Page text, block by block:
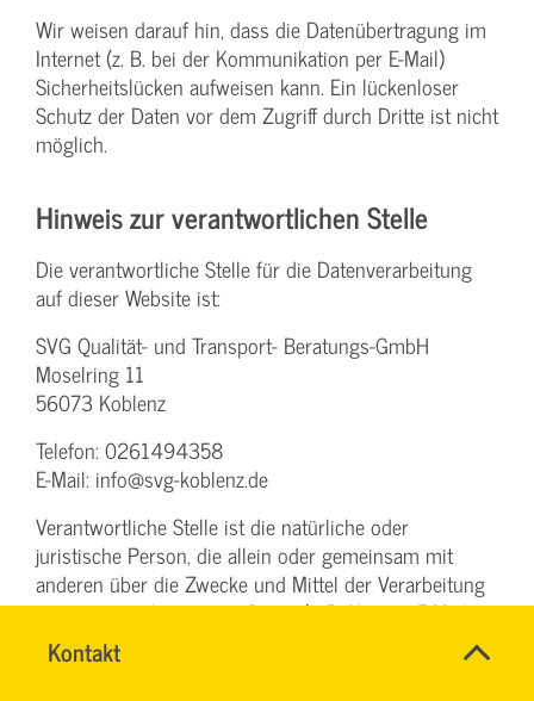
Kontakt
CHRISTINA
Name*
Schnell
&
Wir weisen darauf hin, dass die Datenübertragung im
Internet (z. B. bei der Kommunikation per E-Mail)
Sicherheitslücken aufweisen kann. Ein lückenloser
Schutz der Daten vor dem Zugriff durch Dritte ist nicht
möglich.
Hinweis zur verantwortlichen Stelle
Die verantwortliche Stelle für die Datenverarbeitung
auf dieser Website ist:
SVG Qualität- und Transport- Beratungs-GmbH
Moselring 11
56073 Koblenz
Telefon: 0261494358
E-Mail: info@svg-koblenz.de
Verantwortliche Stelle ist die natürliche oder
juristische Person, die allein oder gemeinsam mit
anderen über die Zwecke und Mittel der Verarbeitung
von personenbezogenen Daten (z. B. Namen, E-Mail-
Adressen o. Ä.) entscheidet.